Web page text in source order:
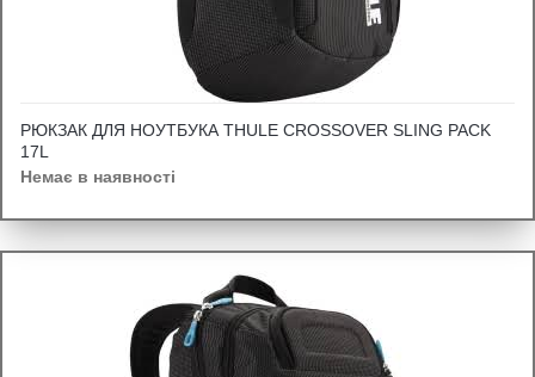
РЮКЗАК ДЛЯ НОУТБУКА THULE CROSSOVER SLING PACK
17L
Немає в наявності